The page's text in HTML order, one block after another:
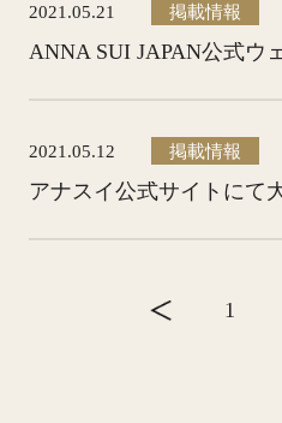
2021.05.21 掲載情報
2021.05.12 掲載情報
1